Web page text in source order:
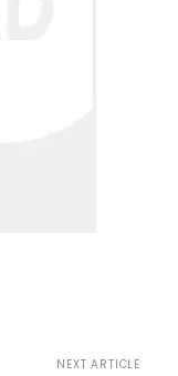
NEXT ARTICLE